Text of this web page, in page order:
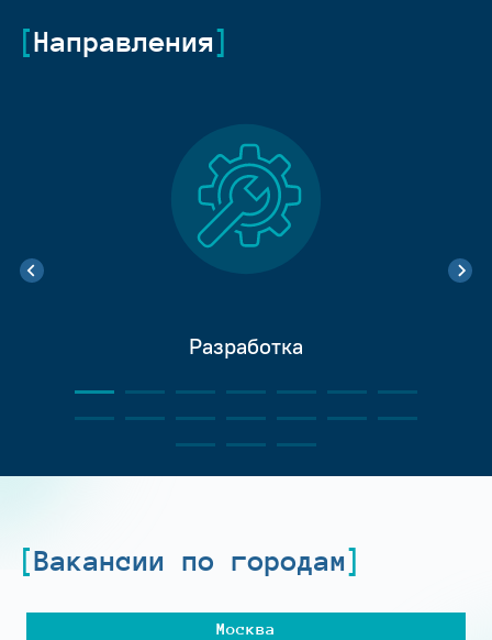
Направления
Разработка
Вакансии по городам
Москва